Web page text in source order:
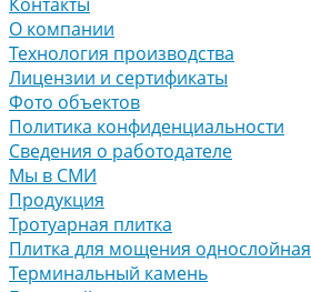
О компании
Технология производства
Лицензии и сертификаты
Фото объектов
Политика конфиденциальности
Сведения о работодателе
Мы в СМИ
Продукция
Тротуарная плитка
Плитка для мощения однослойная
Терминальный камень